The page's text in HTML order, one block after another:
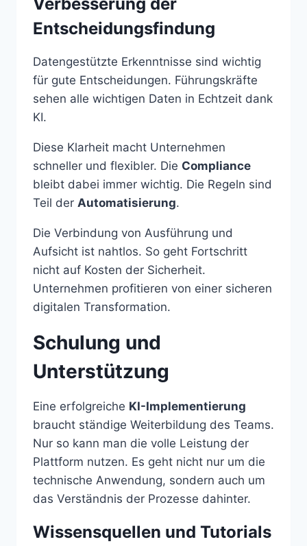
Entscheidungsfindung
Datengestützte Erkenntnisse sind wichtig
für gute Entscheidungen. Führungskräfte
sehen alle wichtigen Daten in Echtzeit dank
KI.
Diese Klarheit macht Unternehmen
schneller und flexibler. Die Compliance
bleibt dabei immer wichtig. Die Regeln sind
Teil der Automatisierung.
Die Verbindung von Ausführung und
Aufsicht ist nahtlos. So geht Fortschritt
nicht auf Kosten der Sicherheit.
Unternehmen profitieren von einer sicheren
digitalen Transformation.
Schulung und
Unterstützung
Eine erfolgreiche KI-Implementierung
braucht ständige Weiterbildung des Teams.
Nur so kann man die volle Leistung der
Plattform nutzen. Es geht nicht nur um die
technische Anwendung, sondern auch um
das Verständnis der Prozesse dahinter.
Wissensquellen und Tutorials